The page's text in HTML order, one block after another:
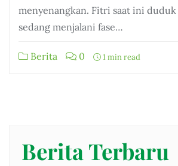
menyenangkan. Fitri saat ini duduk
sedang menjalani fase…
Berita 0 1 min read
Berita Terbaru